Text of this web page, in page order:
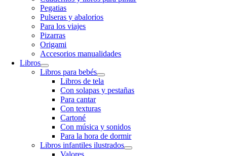
Pegatias
Pulseras y abalorios
Para los viajes
Pizarras
Origami
Accesorios manualidades
Libros
Libros para bebés
Libros de tela
Con solapas y pestañas
Para cantar
Con texturas
Cartoné
Con música y sonidos
Para la hora de dormir
Libros infantiles ilustrados
Valores